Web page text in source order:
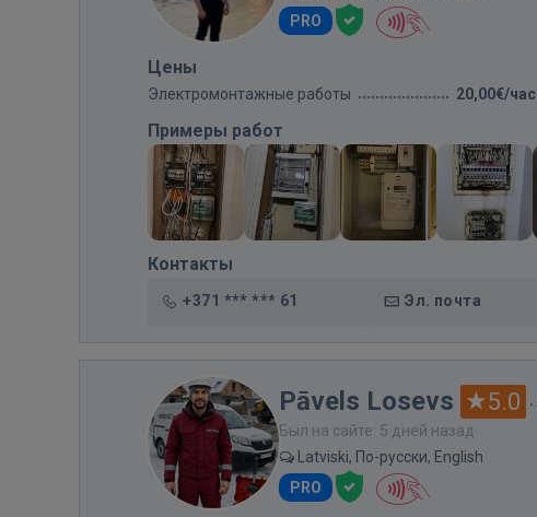
PRO
Цены
Электромонтажные работы 20,00€/час
Примеры работ
Контакты
+371 *** *** 61 Эл. почта
Pāvels Losevs 5.0 ·
Был на сайте: 5 дней назад
Latviski, По-русски, English
PRO